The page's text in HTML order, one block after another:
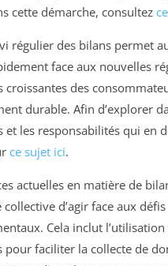
cette démarche, consultez
régulier des bilans permet
face aux nouvelles
croissantes des
durable. Afin d’explorer
et les responsabilités qui en
ce sujet ici.
actuelles en matière de
d’agir face aux défis
Cela inclut l’utilisation
pour faciliter la collecte de